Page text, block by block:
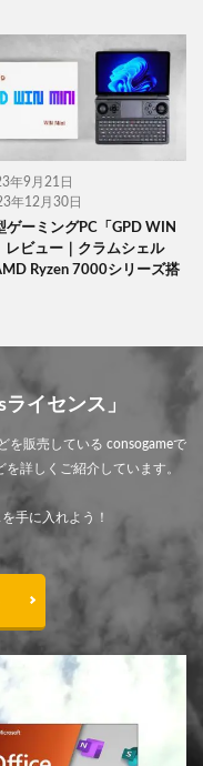
年9月21日
年12月30日
ゲーミングPC「GPD WIN
レビュー｜クラムシェル
Ryzen 7000シリーズ搭
イセンス」
を販売している consogameで
詳しくご紹介しています。
手に入れよう！